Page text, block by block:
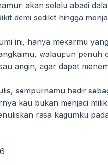
akan selalu abadi
demi sedikit hingga
ini, hanya mekarmu
walaupun penuh
angin, agar dapat
sempurnamu hadir
kau bukan menjadi
rasa kagumku